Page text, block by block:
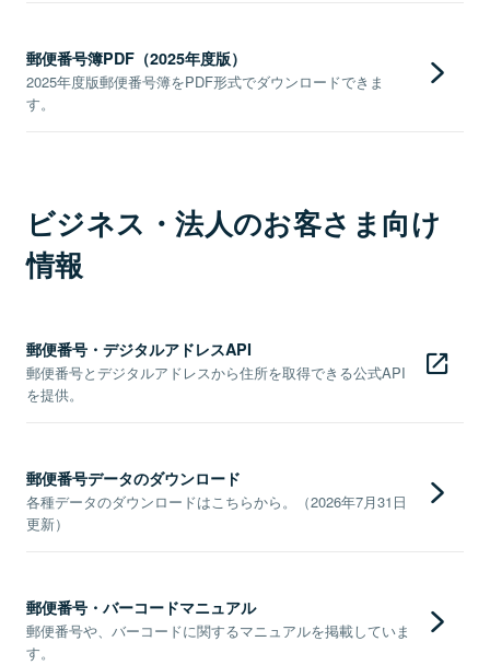
郵便番号簿PDF（2025年度版）
2025年度版郵便番号簿をPDF形式でダウンロードできま
す。
ビジネス・法人のお客さま向け
情報
郵便番号・デジタルアドレスAPI
郵便番号とデジタルアドレスから住所を取得できる公式API
を提供。
郵便番号データのダウンロード
各種データのダウンロードはこちらから。（2026年7月31日
更新）
郵便番号・バーコードマニュアル
郵便番号や、バーコードに関するマニュアルを掲載していま
す。